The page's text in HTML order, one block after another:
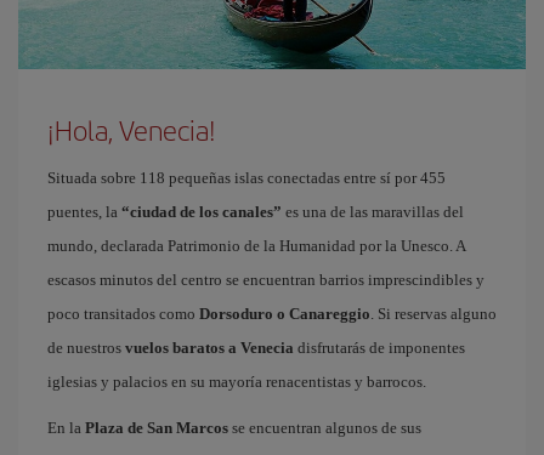
¡Hola, Venecia!
Situada sobre 118 pequeñas islas conectadas entre sí por 455
puentes, la “ciudad de los canales” es una de las maravillas del
mundo, declarada Patrimonio de la Humanidad por la Unesco. A
escasos minutos del centro se encuentran barrios imprescindibles y
poco transitados como Dorsoduro o Canareggio. Si reservas alguno
de nuestros vuelos baratos a Venecia disfrutarás de imponentes
iglesias y palacios en su mayoría renacentistas y barrocos.
En la Plaza de San Marcos se encuentran algunos de sus